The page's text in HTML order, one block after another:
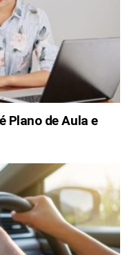
Plano de Aula e